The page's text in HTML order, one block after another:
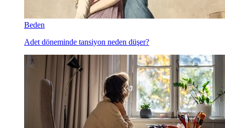
Beden
Adet döneminde tansiyon neden düşer?